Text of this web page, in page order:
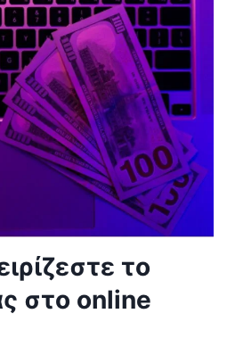
το
στο online